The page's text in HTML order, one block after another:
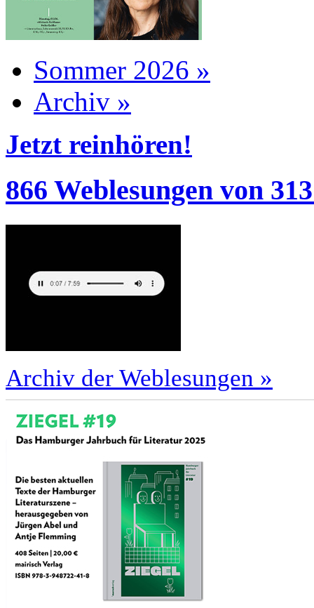
Sommer 2026 »
Archiv »
Jetzt reinhören!
866 Weblesungen von
Archiv der Weblesungen »